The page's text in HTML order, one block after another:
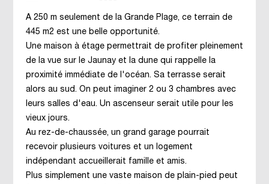
A 250 m seulement de la Grande Plage, ce terrain de
445 m2 est une belle opportunité.
Une maison à étage permettrait de profiter pleinement
de la vue sur le Jaunay et la dune qui rappelle la
proximité immédiate de l'océan. Sa terrasse serait
alors au sud. On peut imaginer 2 ou 3 chambres avec
leurs salles d'eau. Un ascenseur serait utile pour les
vieux jours.
Au rez-de-chaussée, un grand garage pourrait
recevoir plusieurs voitures et un logement
indépendant accueillerait famille et amis.
Plus simplement une vaste maison de plain-pied peut